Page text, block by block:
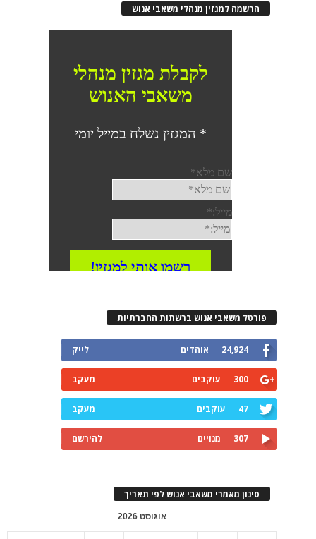
הרשמה למגזין מנהלי משאבי אנוש
פורטל משאבי אנוש ברשתות החברתיות
24,924 אוהדים לייק
300 עוקבים מעקב
47 עוקבים מעקב
307 מנויים להירשם
סינון מאמרי משאבי אנוש לפי תאריך
אוגוסט 2026